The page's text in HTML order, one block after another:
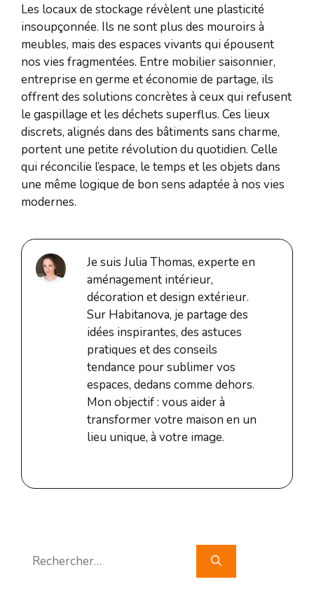
Les locaux de stockage révèlent une plasticité
insoupçonnée. Ils ne sont plus des mouroirs à
meubles, mais des espaces vivants qui épousent
nos vies fragmentées. Entre mobilier saisonnier,
entreprise en germe et économie de partage, ils
offrent des solutions concrètes à ceux qui refusent
le gaspillage et les déchets superflus. Ces lieux
discrets, alignés dans des bâtiments sans charme,
portent une petite révolution du quotidien. Celle
qui réconcilie l’espace, le temps et les objets dans
une même logique de bon sens adaptée à nos vies
modernes.
Je suis Julia Thomas, experte en
aménagement intérieur,
décoration et design extérieur.
Sur Habitanova, je partage des
idées inspirantes, des astuces
pratiques et des conseils
tendance pour sublimer vos
espaces, dedans comme dehors.
Mon objectif : vous aider à
transformer votre maison en un
lieu unique, à votre image.
Rechercher :